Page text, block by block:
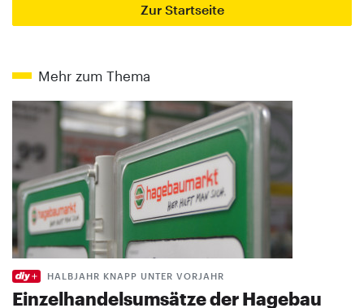
Zur Startseite
Mehr zum Thema
HALBJAHR KNAPP UNTER VORJAHR
Einzelhandelsumsätze der Hagebau